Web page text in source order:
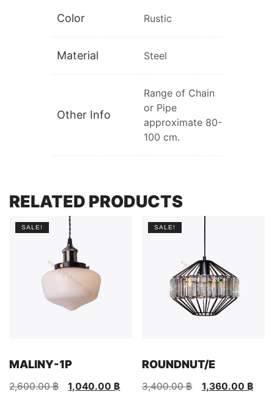
Color Rustic
Material Steel
Other Info
Range of Chain
or Pipe
approximate 80-
100 cm.
RELATED PRODUCTS
SALE!
MALINY-1P
2,600.00฿
Original
1,040.00 ฿
Current
SALE!
ROUNDNUT/E
3,400.00฿
Original
1,360.00 ฿
Current